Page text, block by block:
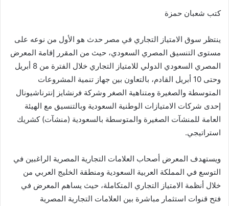
كتب شعبان حمزة
ينتظر سوق الامتياز التجاري في مصر حدث هو الأول من نوعه على
مستوى التنسيق المصري السعودي، حيث من المقرر إقامة المعرض
المصري السعودي الدولي للامتياز التجاري خلال الفترة من 8 أبريل
وحتى 10 أبريل القادم، بالتعاون بين جهاز تنمية المشروعات
المتوسطة والصغيرة ومتناهية الصغر وشركة فرنشايز إنترناشيونال
إحدى شركات الامتيازات الوطنية السعودية وبالتنسيق مع الهيئة
العامة للمنشآت الصغيرة والمتوسطة بالسعودية (منشآت) كشريك
استراتيجي.
ويستهدف المعرض أصحاب العلامات التجارية المصرية الراغبين في
التوسع في المملكة العربية السعودية ومنطقة الخليج العربي من
خلال أنظمة الامتياز التجاري المتكاملة، حيث يساهم المعرض في
فتح قنوات استثمار مباشرة بين العلامات التجارية المصرية